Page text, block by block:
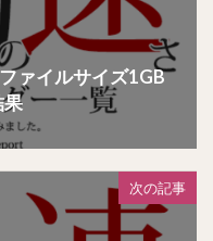
ァイルサイズ1GB
果
次の記事